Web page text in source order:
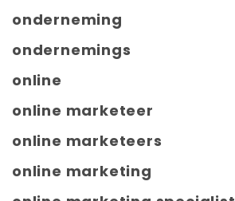
onderneming
ondernemings
online
online marketeer
online marketeers
online marketing